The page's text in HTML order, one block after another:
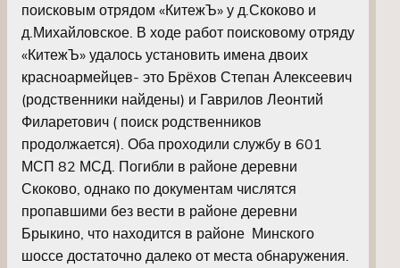
поисковым отрядом «КитежЪ» у д.Скоково и
д.Михайловское. В ходе работ поисковому отряду
«КитежЪ» удалось установить имена двоих
красноармейцев- это Брёхов Степан Алексеевич
(родственники найдены) и Гаврилов Леонтий
Филаретович ( поиск родственников
продолжается). Оба проходили службу в 601
МСП 82 МСД. Погибли в районе деревни
Скоково, однако по документам числятся
пропавшими без вести в районе деревни
Брыкино, что находится в районе Минского
шоссе достаточно далеко от места обнаружения.